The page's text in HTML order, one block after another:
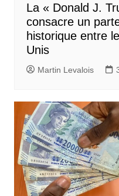
La « Donald J.
consacre un
historique entre
Unis
Martin Levalois